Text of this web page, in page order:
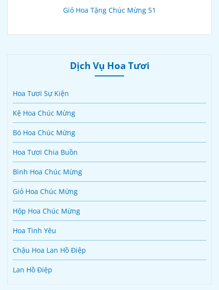
Giỏ Hoa Tặng Chúc Mừng 51
Dịch Vụ Hoa Tươi
Hoa Tươi Sự Kiện
Kệ Hoa Chúc Mừng
Bó Hoa Chúc Mừng
Hoa Tươi Chia Buồn
Bình Hoa Chúc Mừng
Giỏ Hoa Chúc Mừng
Hộp Hoa Chúc Mừng
Hoa Tình Yêu
Chậu Hoa Lan Hồ Điệp
Lan Hồ Điệp